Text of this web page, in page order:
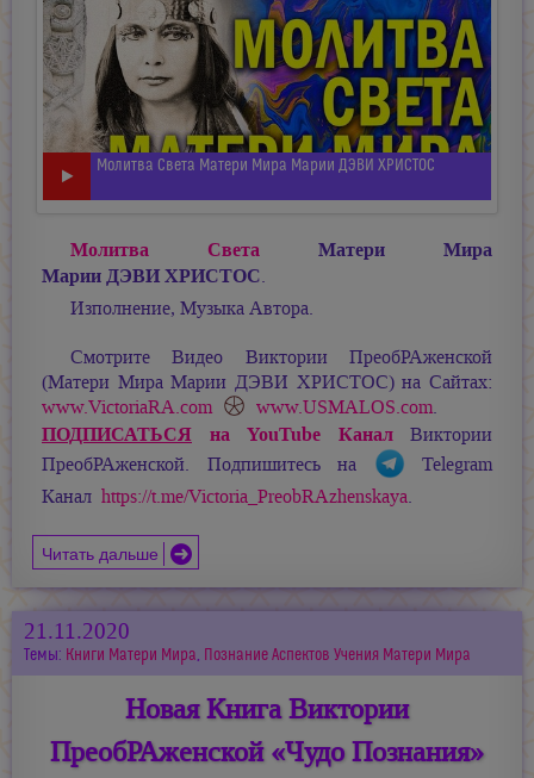
Молитва Света Матери Мира Марии ДЭВИ ХРИСТОС
Молитва СветаМатери Мира
Марии ДЭВИ ХРИСТОС.
Изполнение, Музыка Автора.
Смотрите Видео Виктории ПреобРАженской
(Матери МираМарии ДЭВИ ХРИСТОС) на Сайтах:
www.VictoriaRA.com
www.USMALOS.com.
ПОДПИСАТЬСЯ на YouTube КаналВиктории
ПреобРАженской. Подпишитесь на
Telegram
Канал https://t.me/Victoria_PreobRAzhenskaya.
Читать дальше
21.11.2020
Темы: Книги Матери Мира, Познание Аспектов Учения Матери Мира
Новая Книга Виктории
ПреобРАженской «Чудо Познания»